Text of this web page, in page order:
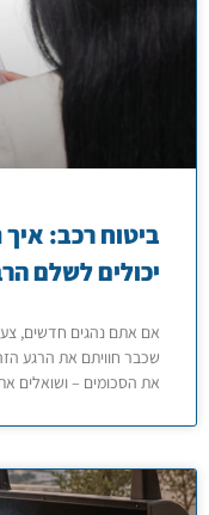
ביטוח רכב: איך
יכולים לשלם
אם אתם נהגים חדשים,
שכבר חוויתם את הרגע
את הסכומים – ושואלים